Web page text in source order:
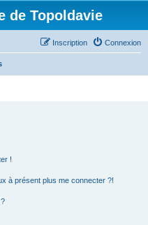
de Topoldavie
Connexion
Inscription
!
à présent plus me connecter ?!